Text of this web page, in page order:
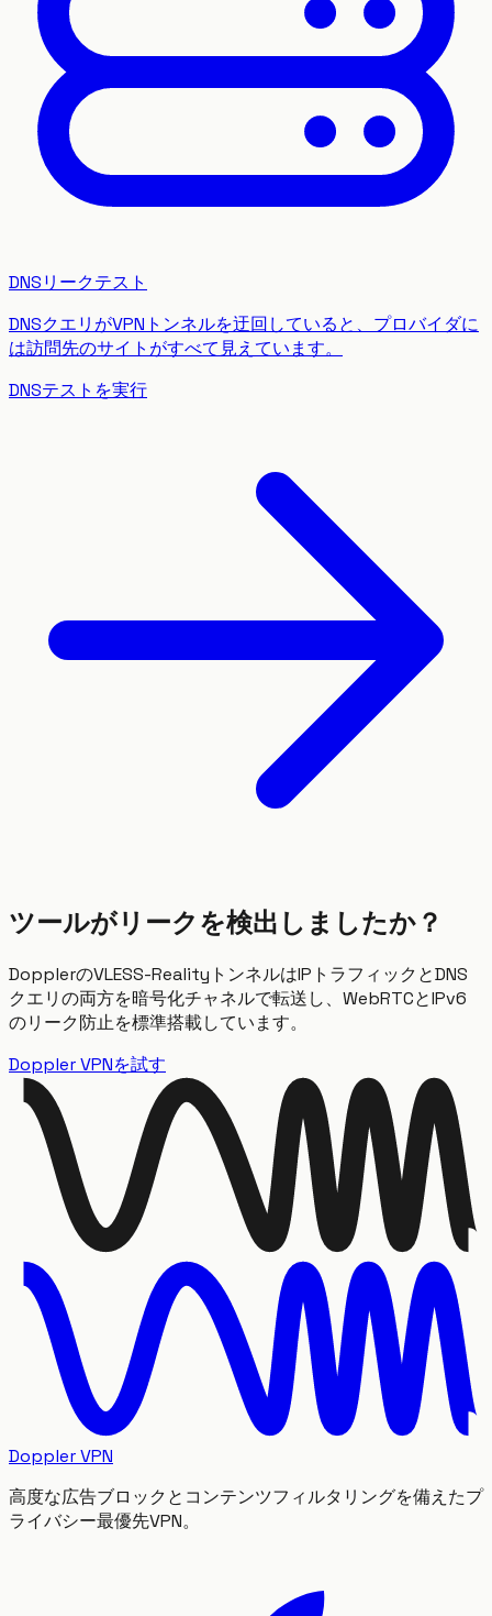
DNSリークテスト
DNSクエリがVPNトンネルを迂回していると、プロバイダに
は訪問先のサイトがすべて見えています。
DNSテストを実行
ツールがリークを検出しましたか？
DopplerのVLESS-RealityトンネルはIPトラフィックとDNS
クエリの両方を暗号化チャネルで転送し、WebRTCとIPv6
のリーク防止を標準搭載しています。
Doppler VPNを試す
Doppler VPN
高度な広告ブロックとコンテンツフィルタリングを備えたプ
ライバシー最優先VPN。